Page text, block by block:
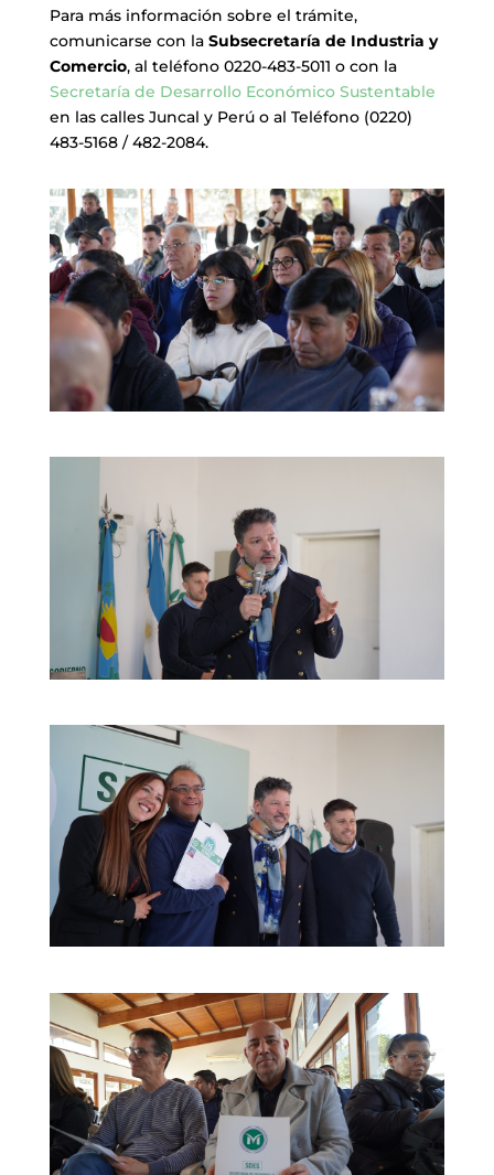
Para más información sobre el trámite,
comunicarse con la Subsecretaría de Industria y
Comercio, al teléfono 0220-483-5011 o con la
Secretaría de Desarrollo Económico Sustentable
en las calles Juncal y Perú o al Teléfono (0220)
483-5168 / 482-2084.